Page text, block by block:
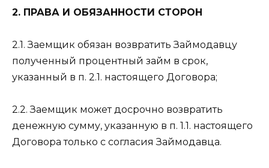
2. ПРАВА И ОБЯЗАННОСТИ СТОРОН
2.1. Заемщик обязан возвратить Займодавцу
полученный процентный займ в срок,
указанный в п. 2.1. настоящего Договора;
2.2. Заемщик может досрочно возвратить
денежную сумму, указанную в п. 1.1. настоящего
Договора только с согласия Займодавца.